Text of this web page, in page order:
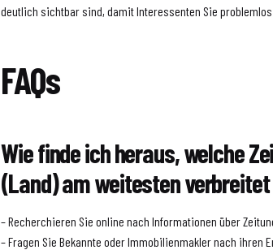
deutlich sichtbar sind, damit Interessenten Sie problemlos
FAQs
Wie finde ich heraus, welche
(Land) am weitesten
– Recherchieren Sie online nach Informationen über
– Fragen Sie Bekannte oder Immobilienmakler nach ihren